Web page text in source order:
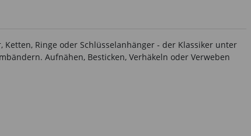
Ringe oder Schlüsselanhänger - der Klassiker unter
Aufnähen, Besticken, Verhäkeln oder Verweben